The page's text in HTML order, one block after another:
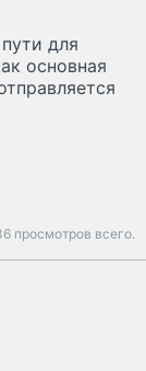
для
основная
просмотров всего.